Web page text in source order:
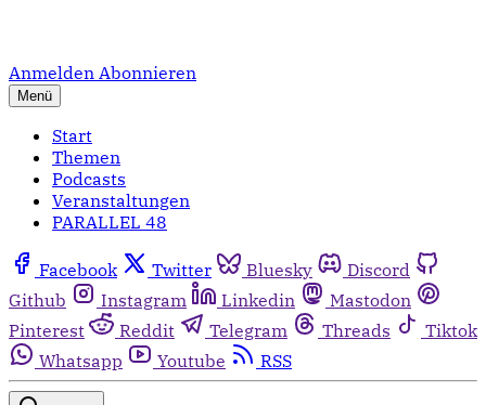
Anmelden Abonnieren
Menü
Start
Themen
Podcasts
Veranstaltungen
PARALLEL 48
Facebook Twitter Bluesky
Discord
Github
Instagram Linkedin
Mastodon
Pinterest
Reddit Telegram Threads
Tiktok
Whatsapp
Youtube RSS